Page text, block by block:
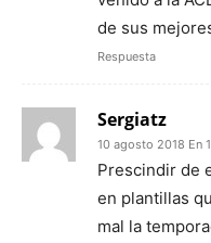
de sus
Respuesta
Sergiatz
10 agosto 2018 En
Prescindir de
en plantillas
mal la